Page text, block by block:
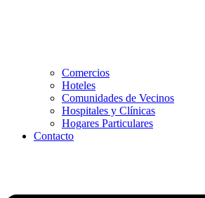
Comercios
Hoteles
Comunidades de Vecinos
Hospitales y Clínicas
Hogares Particulares
Contacto